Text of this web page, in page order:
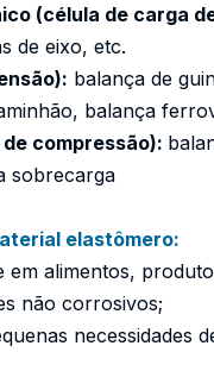
(célula de carga
de eixo, etc.
balança de
balança
compressão):
sobrecarga
elastômero:
em alimentos,
não corrosivos;
necessidades